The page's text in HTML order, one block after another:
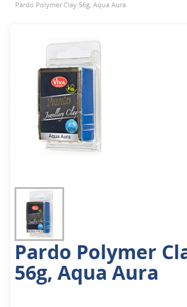
Pardo Polymer Clay 56g, Aqua Aura
Pardo Polymer
56g, Aqua Aura